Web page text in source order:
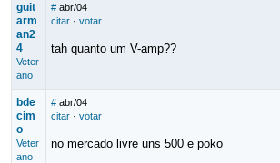
guit
arm
an2
4
Veter
ano
# abr/04
citar· votar
tah quanto um V-amp??
bde
cim
o
Veter
ano
# abr/04
citar· votar
no mercado livre uns 500 e poko